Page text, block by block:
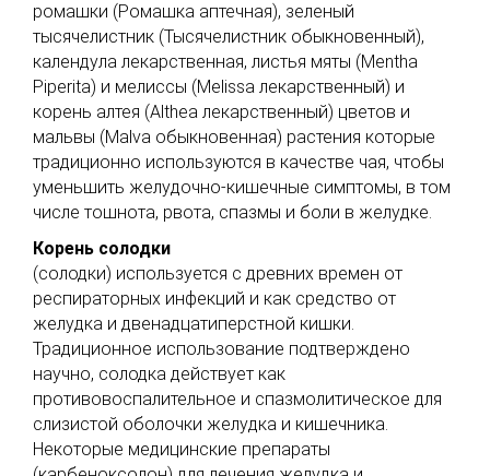
ромашки (Ромашка аптечная), зеленый
тысячелистник (Тысячелистник обыкновенный),
календула лекарственная, листья мяты (Mentha
Piperita) и мелиссы (Melissa лекарственный) и
корень алтея (Althea лекарственный) цветов и
мальвы (Malva обыкновенная) растения которые
традиционно используются в качестве чая, чтобы
уменьшить желудочно-кишечные симптомы, в том
числе тошнота, рвота, спазмы и боли в желудке.
Корень солодки
(солодки) используется с древних времен от
респираторных инфекций и как средство от
желудка и двенадцатиперстной кишки.
Традиционное использование подтверждено
научно, солодка действует как
противовоспалительное и спазмолитическое для
слизистой оболочки желудка и кишечника.
Некоторые медицинские препараты